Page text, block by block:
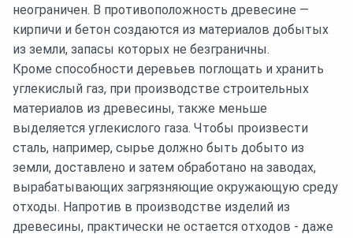
неограничен. В противоположность древесине —
кирпичи и бетон создаются из материалов добытых
из земли, запасы которых не безграничны.
Кроме способности деревьев поглощать и хранить
углекислый газ, при производстве строительных
материалов из древесины, также меньше
выделяется углекислого газа. Чтобы произвести
сталь, например, сырье должно быть добыто из
земли, доставлено и затем обработано на заводах,
вырабатывающих загрязняющие окружающую среду
отходы. Напротив в производстве изделий из
древесины, практически не остается отходов - даже